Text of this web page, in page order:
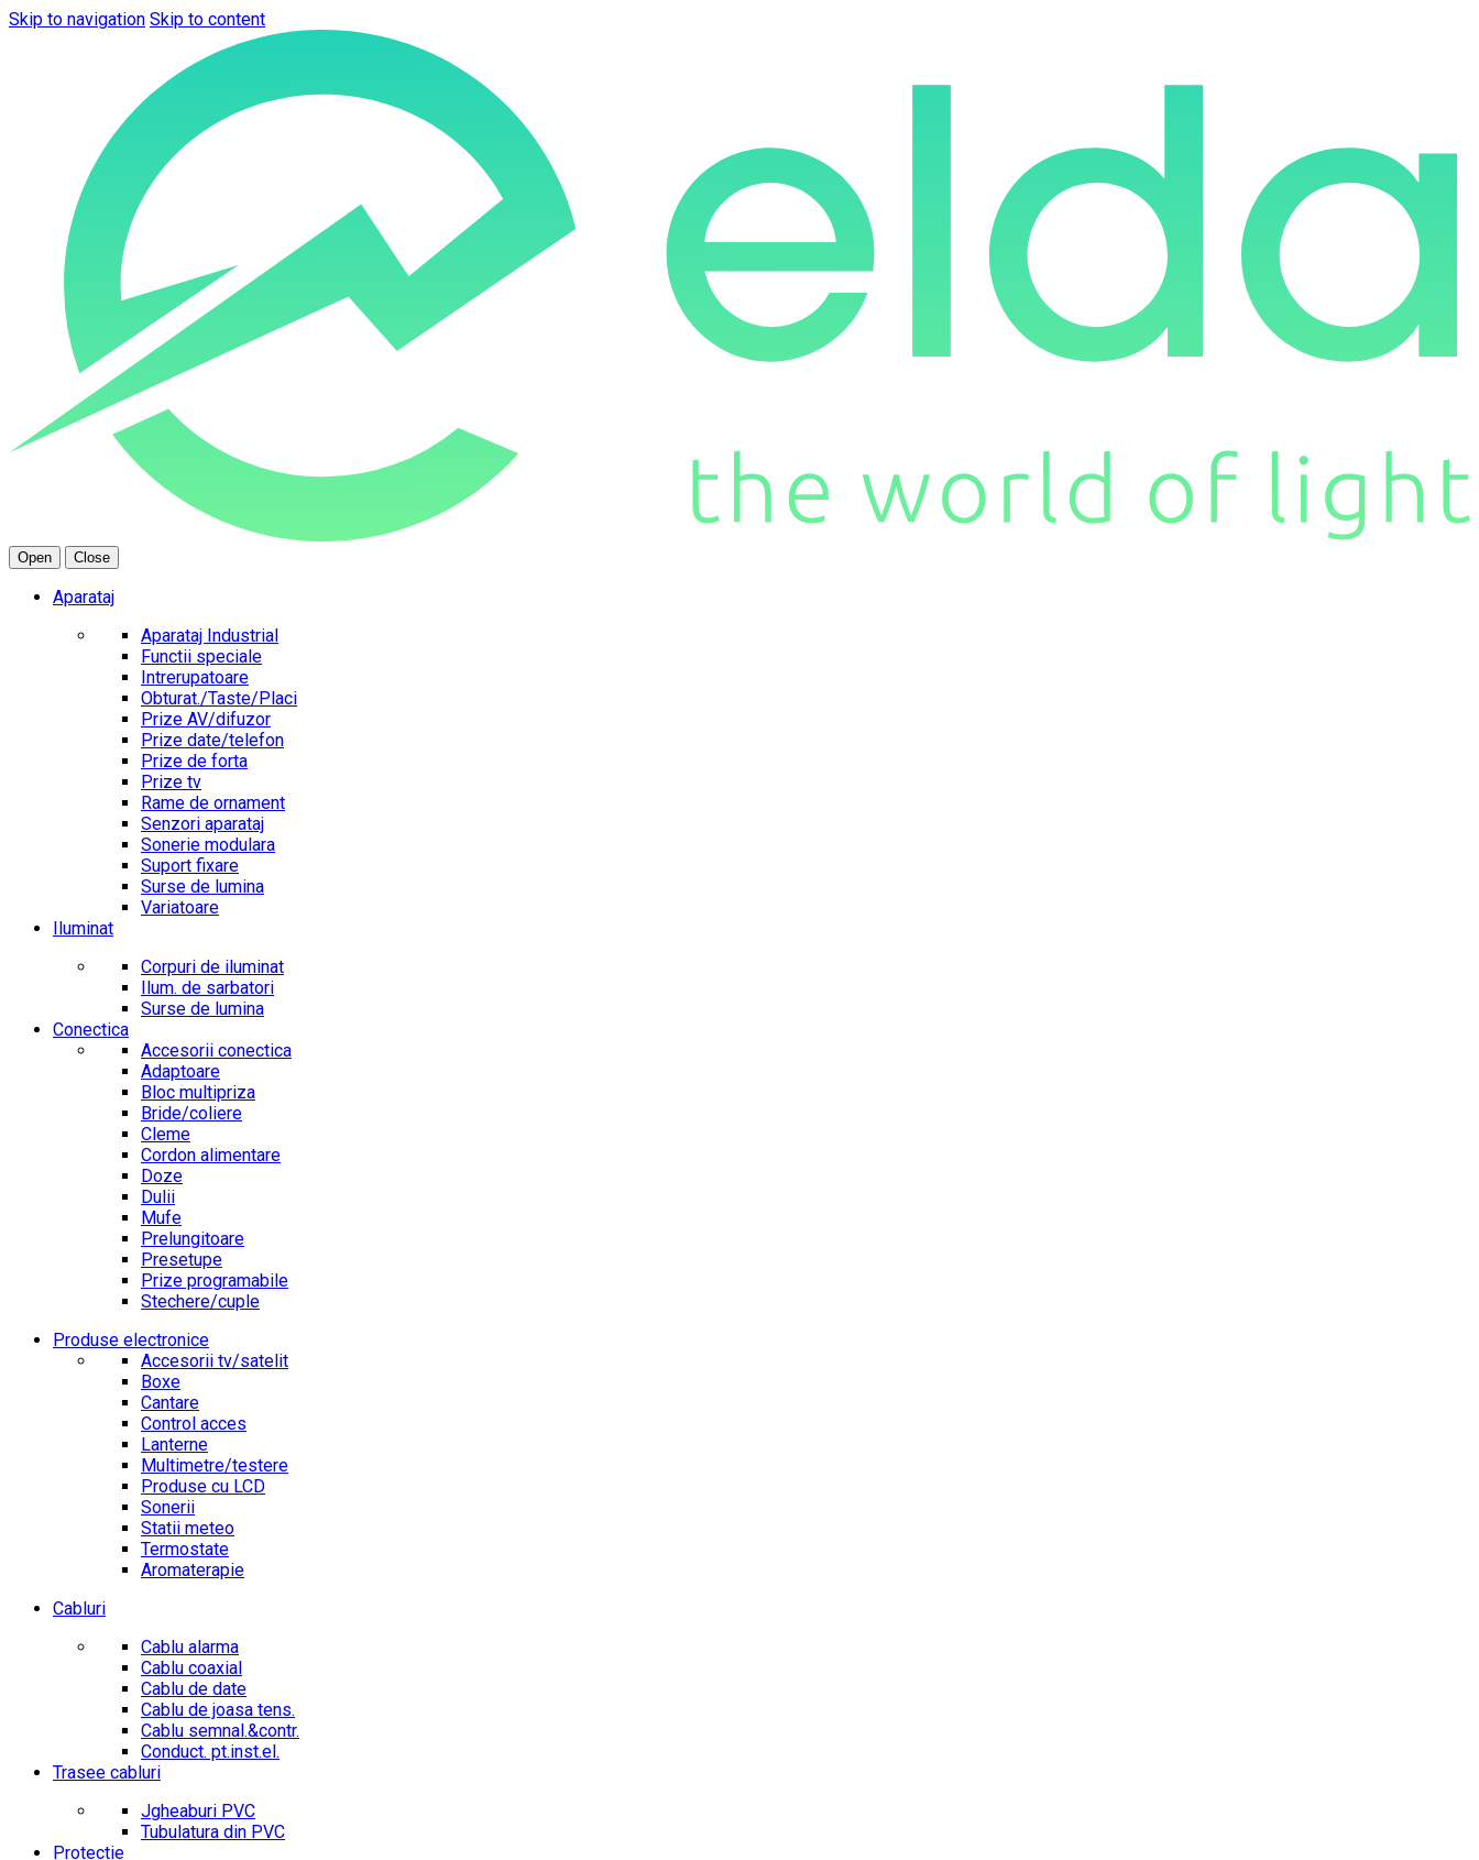
Skip to navigation Skip to content
Open Close
Aparataj
Aparataj Industrial
Functii speciale
Intrerupatoare
Obturat./Taste/Placi
Prize AV/difuzor
Prize date/telefon
Prize de forta
Prize tv
Rame de ornament
Senzori aparataj
Sonerie modulara
Suport fixare
Surse de lumina
Variatoare
Iluminat
Corpuri de iluminat
Ilum. de sarbatori
Surse de lumina
Conectica
Accesorii conectica
Adaptoare
Bloc multipriza
Bride/coliere
Cleme
Cordon alimentare
Doze
Dulii
Mufe
Prelungitoare
Presetupe
Prize programabile
Stechere/cuple
Produse electronice
Accesorii tv/satelit
Boxe
Cantare
Control acces
Lanterne
Multimetre/testere
Produse cu LCD
Sonerii
Statii meteo
Termostate
Aromaterapie
Cabluri
Cablu alarma
Cablu coaxial
Cablu de date
Cablu de joasa tens.
Cablu semnal.&contr.
Conduct. pt.inst.el.
Trasee cabluri
Jgheaburi PVC
Tubulatura din PVC
Protectie